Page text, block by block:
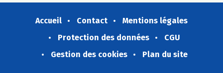
Accueil Contact
Mentions légales
Protection des données
CGU
Gestion des cookies
Plan du site